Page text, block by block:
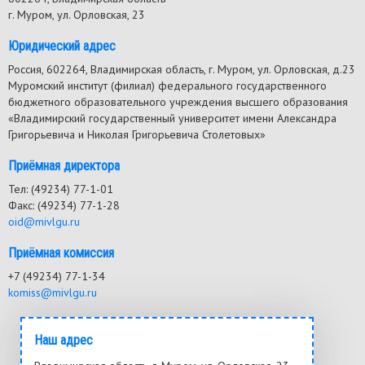
г. Муром, ул. Орловская, 23
Юридический адрес
Россия, 602264, Владимирская область, г. Муром, ул. Орловская, д.23
Муромский институт (филиал) федерального государственного
бюджетного образовательного учреждения высшего образования
«Владимирский государственный университет имени Александра
Григорьевича и Николая Григорьевича Столетовых»
Приёмная директора
Тел: (49234) 77-1-01
Факс: (49234) 77-1-28
oid@mivlgu.ru
Приёмная комиссия
+7 (49234) 77-1-34
komiss@mivlgu.ru
Наш адрес